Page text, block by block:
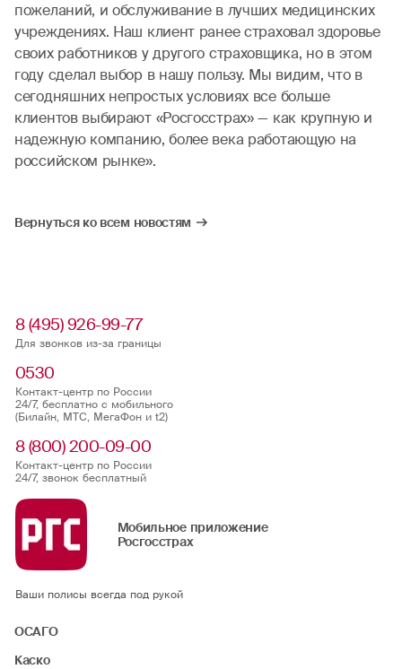
пожеланий, и обслуживание в лучших медицинских
учреждениях. Наш клиент ранее страховал здоровье
своих работников у другого страховщика, но в этом
году сделал выбор в нашу пользу. Мы видим, что в
сегодняшних непростых условиях все больше
клиентов выбирают «Росгосстрах» — как крупную и
надежную компанию, более века работающую на
российском рынке».
Вернуться ко всем новостям
8 (495) 926-99-77
Для звонков из-за границы
0530
Контакт-центр по России
24/7, бесплатно с мобильного
(Билайн, МТС, МегаФон и t2)
8 (800) 200-09-00
Контакт-центр по России
24/7, звонок бесплатный
Мобильное приложение
Росгосстрах
Ваши полисы всегда под рукой
ОСАГО
Каско